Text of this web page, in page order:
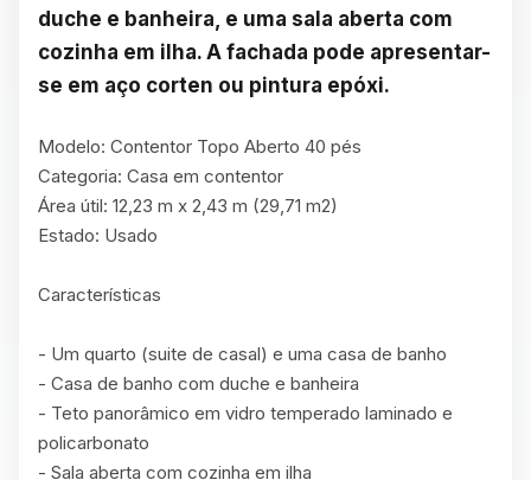
duche e banheira, e uma sala aberta com
cozinha em ilha. A fachada pode apresentar-
se em aço corten ou pintura epóxi.
Modelo: Contentor Topo Aberto 40 pés
Categoria: Casa em contentor
Área útil: 12,23 m x 2,43 m (29,71 m2)
Estado: Usado
Características
- Um quarto (suite de casal) e uma casa de banho
- Casa de banho com duche e banheira
- Teto panorâmico em vidro temperado laminado e
policarbonato
- Sala aberta com cozinha em ilha